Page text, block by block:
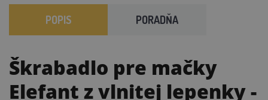
POPIS PORADŇA
Škrabadlo pre mačky
Elefant z vlnitej lepenky-